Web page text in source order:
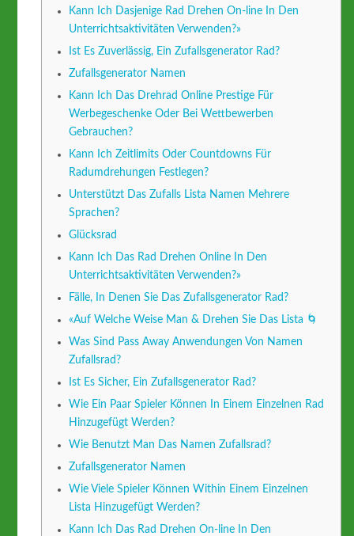
Kann Ich Dasjenige Rad Drehen On-line In Den
Unterrichtsaktivitäten Verwenden?»
Ist Es Zuverlässig, Ein Zufallsgenerator Rad?
Zufallsgenerator Namen
Kann Ich Das Drehrad Online Prestige Für
Werbegeschenke Oder Bei Wettbewerben
Gebrauchen?
Kann Ich Zeitlimits Oder Countdowns Für
Radumdrehungen Festlegen?
Unterstützt Das Zufalls Lista Namen Mehrere
Sprachen?
Glücksrad
Kann Ich Das Rad Drehen Online In Den
Unterrichtsaktivitäten Verwenden?»
Fälle, In Denen Sie Das Zufallsgenerator Rad?
«Auf Welche Weise Man & Drehen Sie Das Lista 🌀
Was Sind Pass Away Anwendungen Von Namen
Zufallsrad?
Ist Es Sicher, Ein Zufallsgenerator Rad?
Wie Ein Paar Spieler Können In Einem Einzelnen Rad
Hinzugefügt Werden?
Wie Benutzt Man Das Namen Zufallsrad?
Zufallsgenerator Namen
Wie Viele Spieler Können Within Einem Einzelnen
Lista Hinzugefügt Werden?
Kann Ich Das Rad Drehen On-line In Den